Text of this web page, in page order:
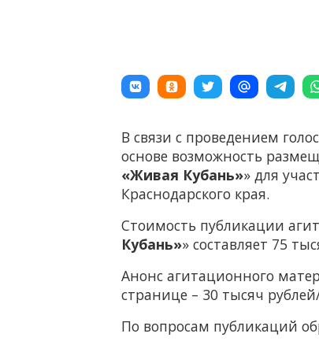
В связи с проведением
основе возможность
«Живая Кубань»» для
Краснодарского края.
Стоимость публикации
Кубань»» составляет 75
Анонс агитационного
странице – 30 тысяч
По вопросам публикаций